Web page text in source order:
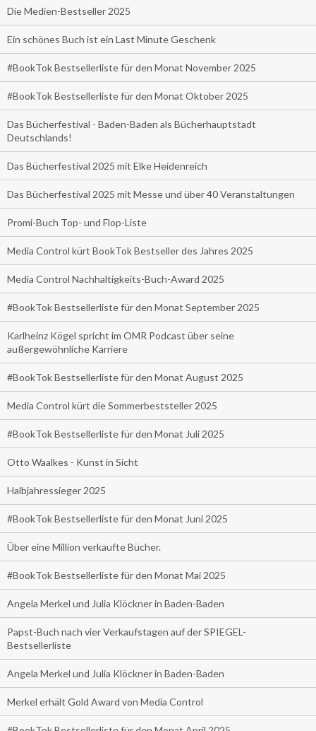
Die Medien-Bestseller 2025
Ein schönes Buch ist ein Last Minute Geschenk
#BookTok Bestsellerliste für den Monat November 2025
#BookTok Bestsellerliste für den Monat Oktober 2025
Das Bücherfestival - Baden-Baden als Bücherhauptstadt
Deutschlands!
Das Bücherfestival 2025 mit Elke Heidenreich
Das Bücherfestival 2025 mit Messe und über 40 Veranstaltungen
Promi-Buch Top- und Flop-Liste
Media Control kürt BookTok Bestseller des Jahres 2025
Media Control Nachhaltigkeits-Buch-Award 2025
#BookTok Bestsellerliste für den Monat September 2025
Karlheinz Kögel spricht im OMR Podcast über seine
außergewöhnliche Karriere
#BookTok Bestsellerliste für den Monat August 2025
Media Control kürt die Sommerbeststeller 2025
#BookTok Bestsellerliste für den Monat Juli 2025
Otto Waalkes - Kunst in Sicht
Halbjahressieger 2025
#BookTok Bestsellerliste für den Monat Juni 2025
Über eine Million verkaufte Bücher.
#BookTok Bestsellerliste für den Monat Mai 2025
Angela Merkel und Julia Klöckner in Baden-Baden
Papst-Buch nach vier Verkaufstagen auf der SPIEGEL-
Bestsellerliste
Angela Merkel und Julia Klöckner in Baden-Baden
Merkel erhält Gold Award von Media Control